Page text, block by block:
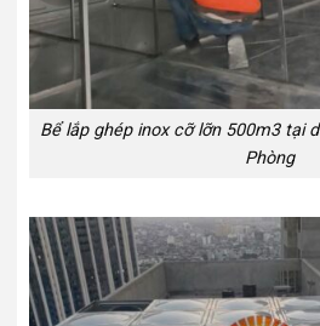
Bể lắp ghép inox cỡ lỡn 500m3 tại
Phòng